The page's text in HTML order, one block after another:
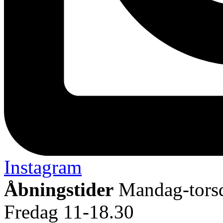
Instagram
Åbningstider Mandag-
Fredag 11-18.30